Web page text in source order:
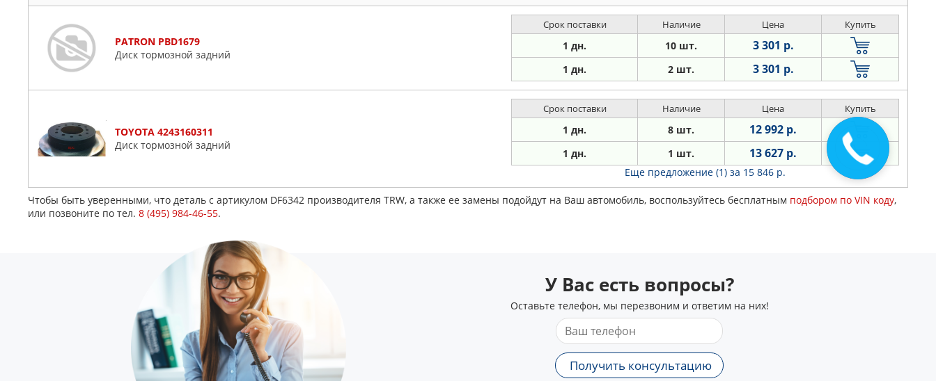
PATRON PBD1679
Диск тормозной задний
Срок поставки Наличие Цена Купить
1 дн. 10 шт. 3 301 р.
1 дн. 2 шт. 3 301 р.
TOYOTA 4243160311
Диск тормозной задний
Срок поставки Наличие Цена Купить
1 дн. 8 шт. 12 992 р.
1 дн. 1 шт. 13 627 р.
Еще предложение (1) за 15 846 р.
Чтобы быть уверенными, что деталь с артикулом DF6342 производителя TRW, а также ее замены подойдут на Ваш автомобиль, воспользуйтесь бесплатным подбором по VIN коду,
или позвоните по тел. 8 (495) 984-46-55.
У Вас есть вопросы?
Оставьте телефон, мы перезвоним и ответим на них!
Получить консультацию